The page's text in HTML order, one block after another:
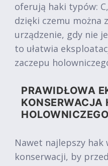
oferują haki typów:
dzięki czemu można
urządzenie, gdy nie
to ułatwia
zaczepu
PRAWIDŁOWA
KONSERWACJA
HOLOWNICZEGO
Nawet najlepszy
konserwacji, by